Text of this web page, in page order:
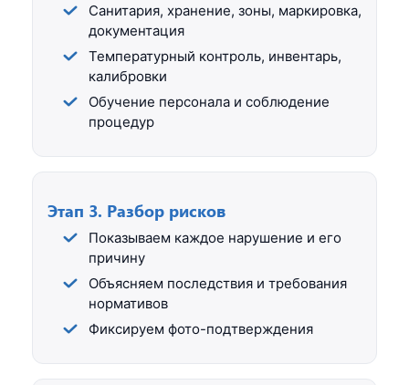
Санитария, хранение, зоны, маркировка,
документация
Температурный контроль, инвентарь,
калибровки
Обучение персонала и соблюдение
процедур
Этап 3. Разбор рисков
Показываем каждое нарушение и его
причину
Объясняем последствия и требования
нормативов
Фиксируем фото-подтверждения